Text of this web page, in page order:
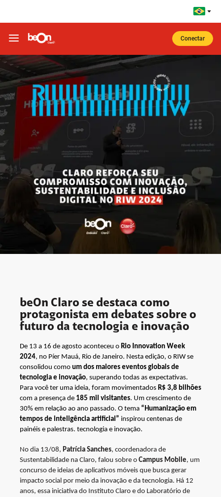
Ir para o Rodapé
Conectar
Notícias beOn Claro | 2024 - Claro reforça seu compromisso com inovação, sustentabilidade e inclusão digital no RIW 2024
beOn Claro se destaca como
protagonista em debates sobre o
futuro da tecnologia e inovação
De 13 a 16 de agosto aconteceu o Rio Innovation Week
2024, no Píer Mauá, Rio de Janeiro. Nesta edição, o RIW se
consolidou como um dos maiores eventos globais de
tecnologia e inovação, superando todas as expectativas.
Para você ter uma ideia, foram movimentados R$ 3,8 bilhões
com a presença de 185 mil visitantes. Um crescimento de
30% em relação ao ano passado. O tema “Humanização em
tempos de inteligência artificial” inspirou centenas de
painéis e palestras. tecnologia e inovação.
No dia 13/08, Patrícia Sanches, coordenadora de
Sustentabilidade na Claro, falou sobre o Campus Mobile, um
concurso de ideias de aplicativos móveis que busca gerar
impacto social por meio da inovação e da tecnologia. Há 12
anos, essa iniciativa do Instituto Claro e do Laboratório de